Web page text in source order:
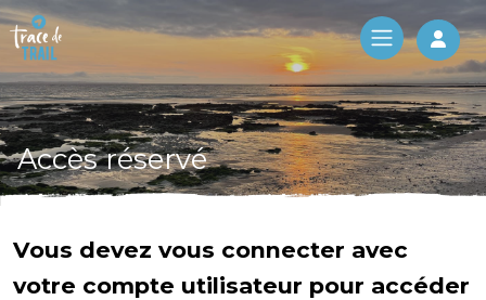
Log
Accès réservé
Vous devez vous connecter avec
votre compte utilisateur pour accéder